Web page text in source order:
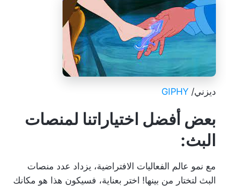
ديزني/ GIPHY
بعض أفضل اختياراتنا لمنصات
البث:
مع نمو عالم الفعاليات الافتراضية، يزداد عدد منصات
البث لتختار من بينها! اختر بعناية، فسيكون هذا هو مكانك